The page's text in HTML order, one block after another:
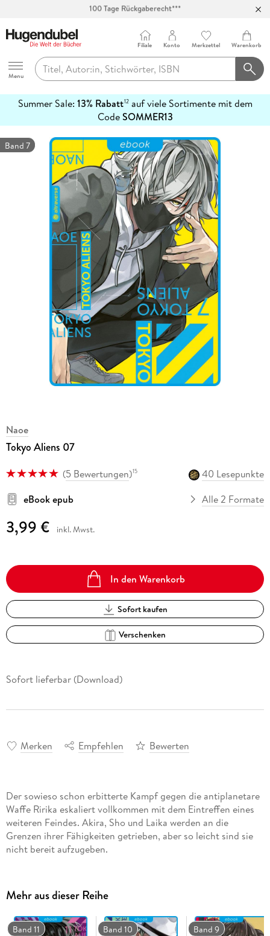
Abholung in über 100 Filialen
Hugendubel
Menu
Filiale Konto Merkzettel Warenkorb
Summer Sale: 13% Rabatt12auf viele Sortimente mit dem
CodeSOMMER13
erfahren
Band 7
Naoe
Tokyo Aliens 07
(5 Bewertungen)15
40 Lesepunkte
eBook epub
Alle 2 Formate
3,99 € inkl. Mwst.
In den Warenkorb
Sofort kaufen
Verschenken
Sofort lieferbar (Download)
Merken Empfehlen Bewerten
Der sowieso schon erbitterte Kampf gegen die antiplanetare
Waffe Ririka eskaliert vollkommen mit dem Eintreffen eines
weiteren Feindes. Akira, Sho und Laika werden an die
Grenzen ihrer Fähigkeiten getrieben, aber so leicht sind sie
nicht bereit aufzugeben.
Mehr aus dieser Reihe
Band 11 Band 10 Band 9